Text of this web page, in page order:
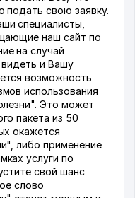
подать свою заявку.
специалисты,
наш сайт по
на случай
видеть и Вашу
возможность
использования
Это может
пакета из 50
окажется
либо применение
услуги по
свой шанс
слово